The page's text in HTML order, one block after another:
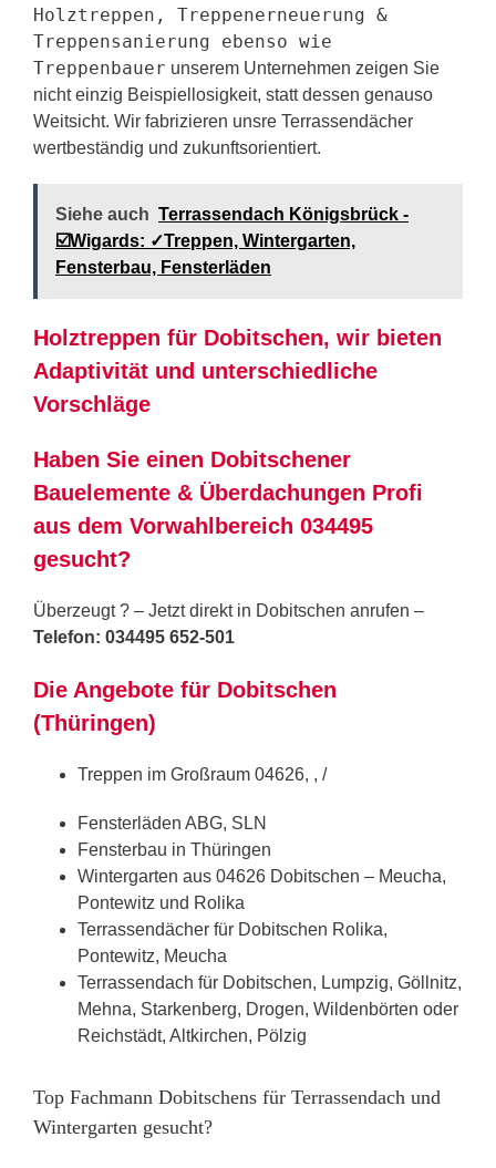
Holztreppen, Treppenerneuerung &
Treppensanierung ebenso wie
Treppenbauer unserem Unternehmen zeigen Sie
nicht einzig Beispiellosigkeit, statt dessen genauso
Weitsicht. Wir fabrizieren unsre Terrassendächer
wertbeständig und zukunftsorientiert.
Siehe auch Terrassendach Königsbrück -
☑️Wigards: ✓Treppen, Wintergarten,
Fensterbau, Fensterläden
Holztreppen für Dobitschen, wir bieten
Adaptivität und unterschiedliche
Vorschläge
Haben Sie einen Dobitschener
Bauelemente & Überdachungen Profi
aus dem Vorwahlbereich 034495
gesucht?
Überzeugt ? – Jetzt direkt in Dobitschen anrufen –
Telefon: 034495 652-501
Die Angebote für Dobitschen
(Thüringen)
Treppen im Großraum 04626, , /
Fensterläden ABG, SLN
Fensterbau in Thüringen
Wintergarten aus 04626 Dobitschen – Meucha,
Pontewitz und Rolika
Terrassendächer für Dobitschen Rolika,
Pontewitz, Meucha
Terrassendach für Dobitschen, Lumpzig, Göllnitz,
Mehna, Starkenberg, Drogen, Wildenbörten oder
Reichstädt, Altkirchen, Pölzig
Top Fachmann Dobitschens für Terrassendach und
Wintergarten gesucht?